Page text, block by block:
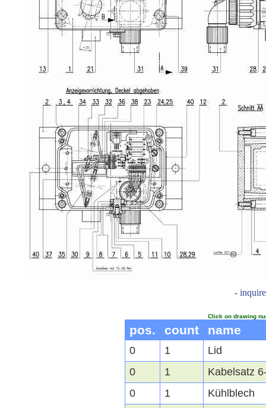
-
Click on drawing
pos. count name
0 1
Lid
0
1
Kabelsatz
0
1
Kühlblech